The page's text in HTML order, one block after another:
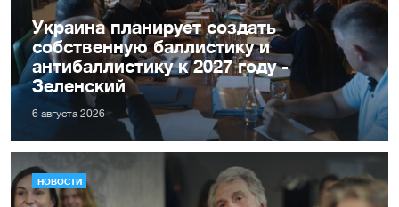
Украина планирует создать
собственную баллистику и
антибаллистику к 2027 году -
Зеленский
6 августа 2026
НОВОСТИ